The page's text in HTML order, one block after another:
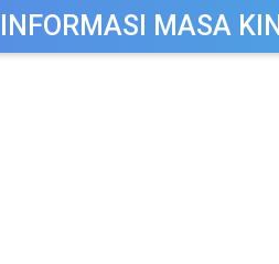
INFORMASI MASA KINI